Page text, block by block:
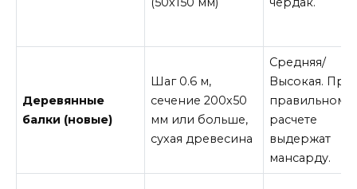
Деревянные
балки (новые)
Шаг 0.6 м,
сечение 200х50
мм или больше,
сухая древесина
Средняя/
Высокая. При
правильном
расчете
выдержат
мансарду.